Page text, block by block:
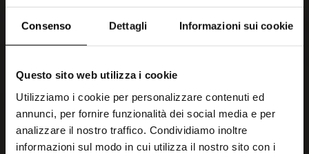
Consenso Dettagli Informazioni sui cookie
Questo sito web utilizza i cookie
Utilizziamo i cookie per personalizzare contenuti ed
annunci, per fornire funzionalità dei social media e per
analizzare il nostro traffico. Condividiamo inoltre
informazioni sul modo in cui utilizza il nostro sito con i